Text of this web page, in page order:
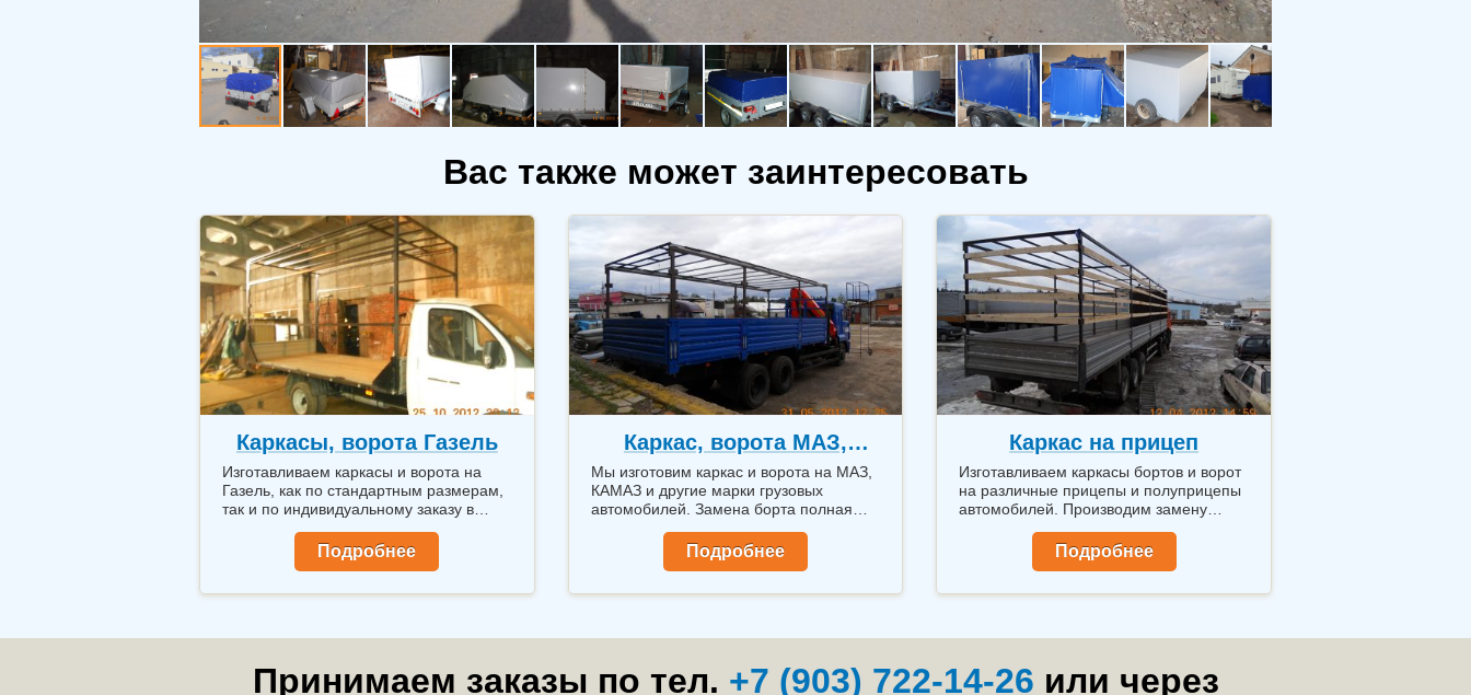
Вас также может заинтересовать
Каркасы, ворота Газель
Изготавливаем каркасы и ворота на
Газель, как по стандартным размерам,
так и по индивидуальному заказу в
самые короткие сроки.
Подробнее
Каркас, ворота МАЗ,
КАМАЗ
Мы изготовим каркас и ворота на МАЗ,
КАМАЗ и другие марки грузовых
автомобилей. Замена борта полная
или частичная..
Подробнее
Каркас на прицеп
Изготавливаем каркасы бортов и ворот
на различные прицепы и полуприцепы
автомобилей. Производим замену
бортов на прицепах и полуприцепах
Подробнее
Принимаем заказы по тел. +7 (903) 722-14-26 или через